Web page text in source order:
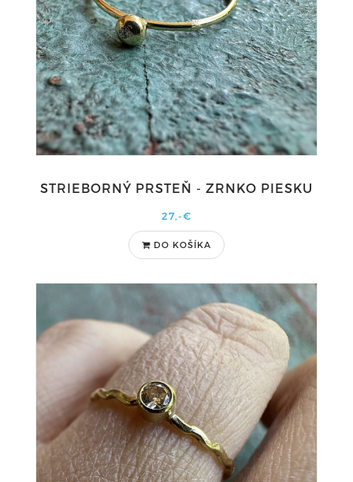
STRIEBORNÝ PRSTEŇ - ZRNKO PIESKU
27,-€
DO KOŠÍKA